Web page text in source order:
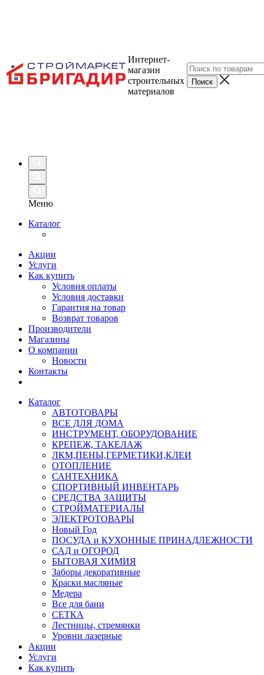
Интернет-
магазин
строительных
материалов
Меню
Каталог
Акции
Услуги
Как купить
Условия оплаты
Условия доставки
Гарантия на товар
Возврат товаров
Производители
Магазины
О компании
Новости
Контакты
Каталог
АВТОТОВАРЫ
ВСЕ ДЛЯ ДОМА
ИНСТРУМЕНТ, ОБОРУДОВАНИЕ
КРЕПЕЖ, ТАКЕЛАЖ
ЛКМ,ПЕНЫ,ГЕРМЕТИКИ,КЛЕИ
ОТОПЛЕНИЕ
САНТЕХНИКА
СПОРТИВНЫЙ ИНВЕНТАРЬ
СРЕДСТВА ЗАЩИТЫ
СТРОЙМАТЕРИАЛЫ
ЭЛЕКТРОТОВАРЫ
Новый Год
ПОСУДА и КУХОННЫЕ ПРИНАДЛЕЖНОСТИ
САД и ОГОРОД
БЫТОВАЯ ХИМИЯ
Заборы декоративные
Краски масляные
Медера
Все для бани
СЕТКА
Лестницы, стремянки
Уровни лазерные
Акции
Услуги
Как купить